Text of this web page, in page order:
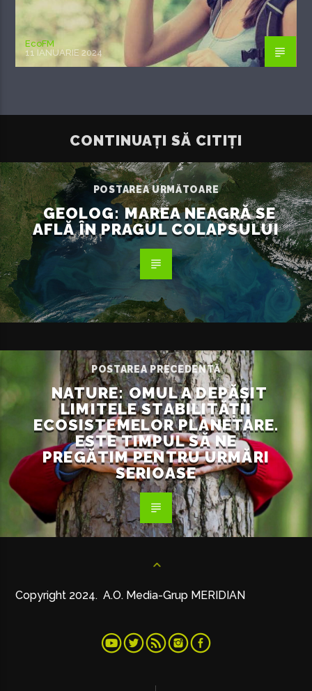
EcoFM
11 IANUARIE 2024
CONTINUAȚI SĂ CITIȚI
POSTAREA URMĂTOARE
GEOLOG: MAREA NEAGRĂ SE
AFLĂ ÎN PRAGUL COLAPSULUI
POSTAREA PRECEDENTĂ
NATURE: OMUL A DEPĂȘIT
LIMITELE STABILITĂȚII
ECOSISTEMELOR PLANETARE.
ESTE TIMPUL SĂ NE
PREGĂTIM PENTRU URMĂRI
SERIOASE
Copyright 2024. A.O. Media-Grup MERIDIAN